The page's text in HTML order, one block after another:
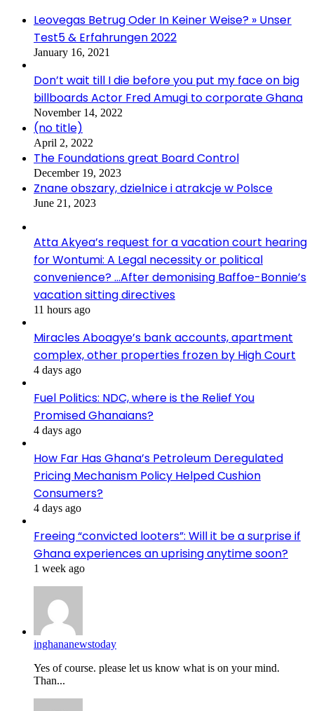
Leovegas Betrug Oder In Keiner Weise? » Unser
Test5 & Erfahrungen 2022
January 16, 2021
Don’t wait till I die before you put my face on big
billboards Actor Fred Amugi to corporate Ghana
November 14, 2022
(no title)
April 2, 2022
The Foundations great Board Control
December 19, 2023
Znane obszary, dzielnice i atrakcje w Polsce
June 21, 2023
Atta Akyea’s request for a vacation court hearing
for Wontumi: A Legal necessity or political
convenience? …After demonising Baffoe-Bonnie’s
vacation sitting directives
11 hours ago
Miracles Aboagye’s bank accounts, apartment
complex, other properties frozen by High Court
4 days ago
Fuel Politics: NDC, where is the Relief You
Promised Ghanaians?
4 days ago
How Far Has Ghana’s Petroleum Deregulated
Pricing Mechanism Policy Helped Cushion
Consumers?
4 days ago
Freeing “convicted looters”: Will it be a surprise if
Ghana experiences an uprising anytime soon?
1 week ago
inghananewstoday
Yes of course. please let us know what is on your mind.
Than...